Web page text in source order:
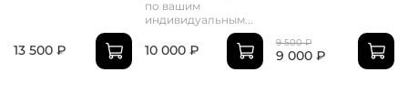
13 500 ₽
по вашим
индивидуальным...
10 000 ₽ 9 500 ₽
9 000 ₽